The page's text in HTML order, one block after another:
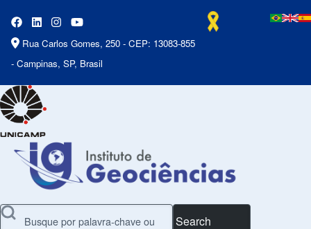
Rua Carlos Gomes, 250 - CEP: 13083-855
- Campinas, SP, Brasil
Search